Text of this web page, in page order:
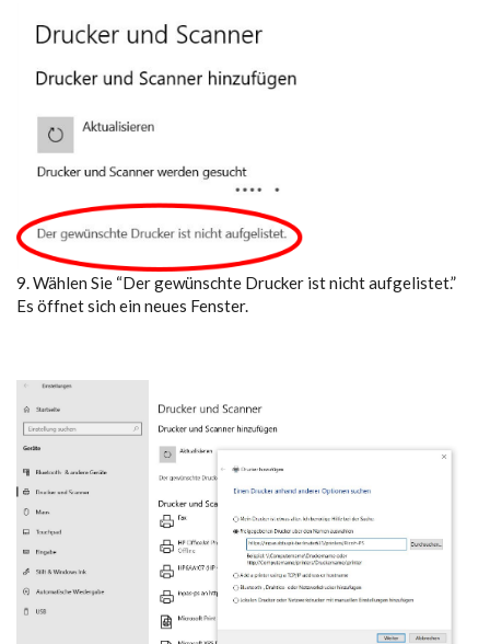
9. Wählen Sie “Der gewünschte Drucker ist nicht aufgelistet.”
Es öffnet sich ein neues Fenster.